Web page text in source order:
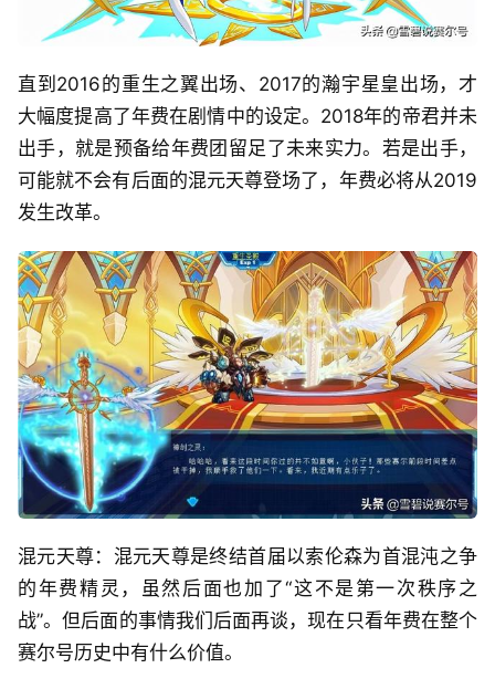
直到2016的重生之翼出场、2017的瀚宇星皇出场，才
大幅度提高了年费在剧情中的设定。2018年的帝君并未
出手，就是预备给年费团留足了未来实力。若是出手，
可能就不会有后面的混元天尊登场了，年费必将从2019
发生改革。
混元天尊：混元天尊是终结首届以索伦森为首混沌之争
的年费精灵，虽然后面也加了“这不是第一次秩序之
战”。但后面的事情我们后面再谈，现在只看年费在整个
赛尔号历史中有什么价值。